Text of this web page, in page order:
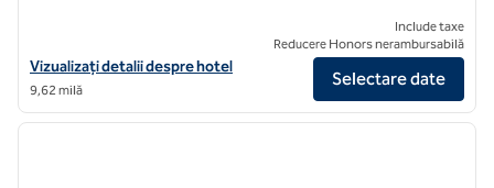
Vizualizați detaliile hotelului pentru The Morrow Washington DC,
Vizualizați detalii despre hotel
9,62 milă
Include taxe
Reducere Honors nerambursabilă
Selectare date
1/12
1 din 12